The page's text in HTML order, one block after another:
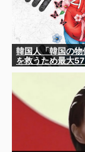
韓国人「韓国の
を救うため最大